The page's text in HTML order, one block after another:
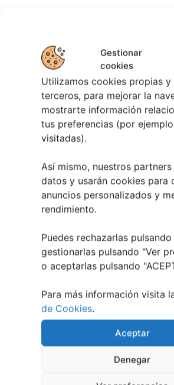
Gestionar
cookies
Utilizamos cookies propias y
terceros, para mejorar la
mostrarte información
tus preferencias (por
visitadas).
Así mismo, nuestros
datos y usarán cookies para
anuncios personalizados y
rendimiento.
Puedes rechazarlas pulsando
gestionarlas pulsando "Ver
o aceptarlas pulsando
Para más información visita
de Cookies.
Aceptar
Denegar
28 julio, 2026
Noticias de Ourenseplan
Festival Noites Teatrais de
julio, 2026
Verano Cultural de Seixalbo
2026
mayo, 2026
Noticias de Pontevedraplan
Así serán las Fiestas de la
El XXXII Festival Internacional
de Pontevedra reunirá a
al 7 de agosto 27 julio, 2026